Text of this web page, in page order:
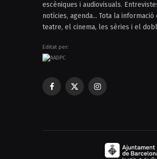
escèniques i audiovisuals.
notícies, agenda... Tota la
teatre, el cinema, les sèries i el
Editat per:
Facebook
X
Instagram